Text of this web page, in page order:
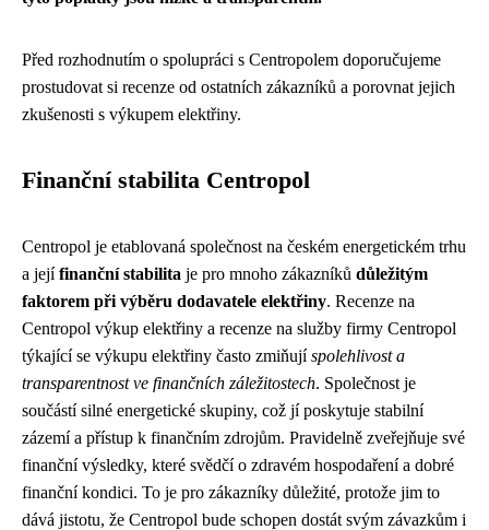
Před rozhodnutím o spolupráci s Centropolem doporučujeme
prostudovat si recenze od ostatních zákazníků a porovnat jejich
zkušenosti s výkupem elektřiny.
Finanční stabilita Centropol
Centropol je etablovaná společnost na českém energetickém trhu
a jejífinanční stabilita je pro mnoho zákazníků důležitým
faktorem při výběru dodavatele elektřiny. Recenze na
Centropol výkup elektřiny a recenze na služby firmy Centropol
týkající se výkupu elektřiny často zmiňujíspolehlivost a
transparentnost ve finančních záležitostech. Společnost je
součástí silné energetické skupiny, což jí poskytuje stabilní
zázemí a přístup k finančním zdrojům. Pravidelně zveřejňuje své
finanční výsledky, které svědčí o zdravém hospodaření a dobré
finanční kondici. To je pro zákazníky důležité, protože jim to
dává jistotu, že Centropol bude schopen dostát svým závazkům i